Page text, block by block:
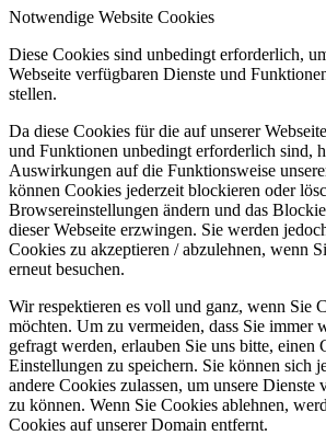
Notwendige Website Cookies
Diese Cookies sind unbedingt erforderlich,
Webseite verfügbaren Dienste und
stellen.
Da diese Cookies für die auf unserer
und Funktionen unbedingt erforderlich sind,
Auswirkungen auf die Funktionsweise
können Cookies jederzeit blockieren oder
Browsereinstellungen ändern und das
dieser Webseite erzwingen. Sie werden
Cookies zu akzeptieren / abzulehnen, wenn
erneut besuchen.
Wir respektieren es voll und ganz, wenn Sie
möchten. Um zu vermeiden, dass Sie immer
gefragt werden, erlauben Sie uns bitte, einen
Einstellungen zu speichern. Sie können sich
andere Cookies zulassen, um unsere
zu können. Wenn Sie Cookies ablehnen,
Cookies auf unserer Domain entfernt.